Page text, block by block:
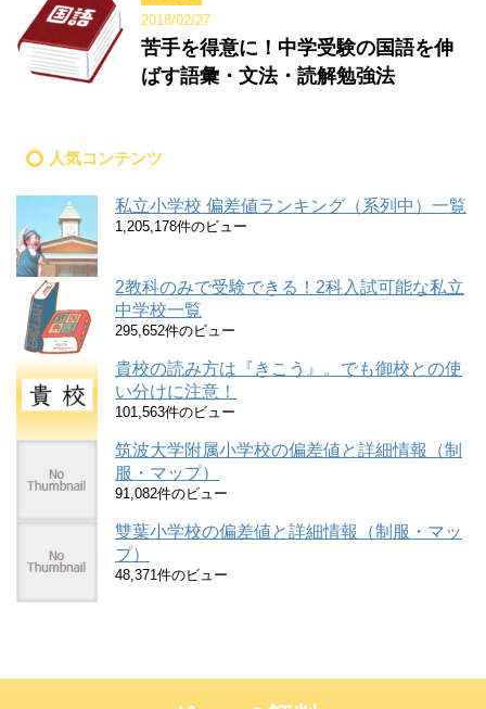
2018/02/27
苦手を得意に！中学受験の国語を伸
ばす語彙・文法・読解勉強法
人気コンテンツ
私立小学校 偏差値ランキング（系列中）一覧
1,205,178件のビュー
2教科のみで受験できる！2科入試可能な私立
中学校一覧
295,652件のビュー
貴校の読み方は『きこう』。でも御校との使
い分けに注意！
101,563件のビュー
筑波大学附属小学校の偏差値と詳細情報（制
服・マップ）
91,082件のビュー
雙葉小学校の偏差値と詳細情報（制服・マッ
プ）
48,371件のビュー